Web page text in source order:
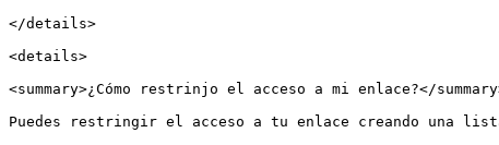
</details>
<details>
<summary>¿Cómo restrinjo el acceso a mi enlace?</
Puedes restringir el acceso a tu enlace creando una